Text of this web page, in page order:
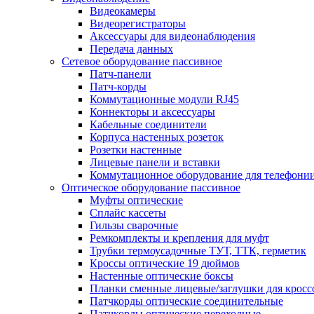
Видеокамеры
Видеорегистраторы
Аксессуары для видеонаблюдения
Передача данных
Сетевое оборудование пассивное
Патч-панели
Патч-корды
Коммутационные модули RJ45
Коннекторы и аксессуары
Кабельные соединители
Корпуса настенных розеток
Розетки настенные
Лицевые панели и вставки
Коммутационное оборудование для
Оптическое оборудование пассивное
Муфты оптические
Сплайс кассеты
Гильзы сварочные
Ремкомплекты и крепления для муфт
Трубки термоусадочные ТУТ, ТТК, герметик
Кроссы оптические 19 дюймов
Настенные оптические боксы
Планки сменные лицевые/заглушки для
Патчкорды оптические соединительные